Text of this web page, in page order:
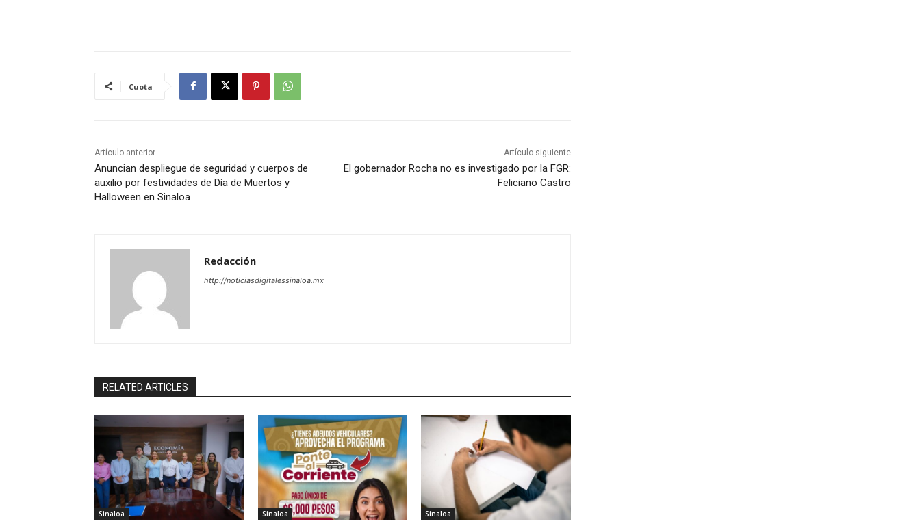
Cuota
Artículo anterior
Anuncian despliegue de seguridad y cuerpos de
auxilio por festividades de Día de Muertos y
Halloween en Sinaloa
Artículo siguiente
El gobernador Rocha no es investigado por la FGR:
Feliciano Castro
Redacción
http://noticiasdigitalessinaloa.mx
RELATED ARTICLES
Sinaloa Sinaloa Sinaloa